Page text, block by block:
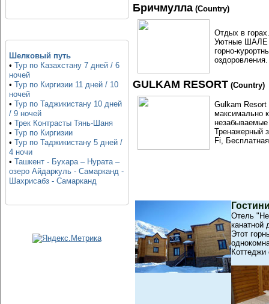
Шелковый путь
• Тур по Казахстану 7 дней / 6
ночей
• Тур по Киргизии 11 дней / 10
ночей
• Тур по Таджикистану 10 дней
/ 9 ночей
• Трек Контрасты Тянь-Шаня
• Тур по Киргизии
• Тур по Таджикистану 5 дней /
4 ночи
• Ташкент - Бухара – Нурата –
озеро Айдаркуль - Самарканд -
Шахрисабз - Самарканд
Бричмулла (Country)
Отдых в
Уютные ШАЛЕ
горно-
оздоровления.
GULKAM RESORT (Country)
Gulkam
максимально
Тренажерный
Fi,
Отель
канатной
Этот
Коттеджи